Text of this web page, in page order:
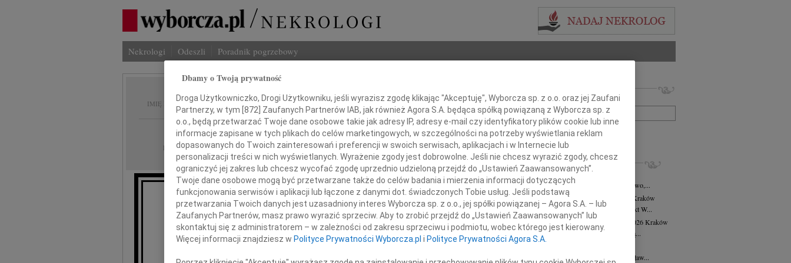
Nekrologi Odeszli Poradnik pogrzebowy
IMIĘ I NAZWISKO: Jerzy Zaremba
REGION: Kraków
DATA EMISJI: 05.09.2012
2 września 2012 roku zmarł
Imię i nazwisko lub numer ogłoszenia:
+ szukanie zaawansowane
INNE NEKROLOGI
03.08.2026Kraków
Dla Basi Domek, Dora i Klaudiusz, Eliza, Gwo,...
Magdalena Płonka-Kalkowska
Kraków
Magdalena Płonka-Kalkowska Kuka architekt W...
Barbara Tworzewska-Mikołajewicz
02.07.2026 Kraków
Z głębokim żalem żegnamy naszą wieloletnią...
Stanisław Król
23 czerwca 2026 roku odszedł Mistrz Stanisław...
Dbamy o Twoją prywatność
Droga Użytkowniczko, Drogi Użytkowniku, jeśli wyrazisz zgodę klikając "Akceptuję", Wyborcza sp. z o.o. oraz jej Zaufani
Partnerzy, w tym [872] Zaufanych Partnerów IAB, jak również Agora S.A. będąca spółką powiązaną z Wyborcza sp. z
o.o., będą przetwarzać Twoje dane osobowe takie jak adresy IP, adresy e-mail czy identyfikatory plików cookie lub inne
informacje zapisane w tych plikach do celów marketingowych, w szczególności na potrzeby wyświetlania reklam
dopasowanych do Twoich zainteresowań i preferencji w swoich serwisach, aplikacjach i w Internecie lub
personalizacji treści w nich wyświetlanych. Wyrażenie zgody jest dobrowolne. Jeśli nie chcesz wyrazić zgody, chcesz
ograniczyć jej zakres lub chcesz wycofać zgodę uprzednio udzieloną przejdź do „Ustawień Zaawansowanych”.
Twoje dane osobowe mogą być przetwarzane także do celów badania i mierzenia informacji dotyczących
funkcjonowania serwisów i aplikacji lub łączone z danymi dot. świadczonych Tobie usług. Jeśli podstawą
przetwarzania Twoich danych jest uzasadniony interes Wyborcza sp. z o.o., jej spółki powiązanej – Agora S.A. – lub
Zaufanych Partnerów, masz prawo wyrazić sprzeciw. Aby to zrobić przejdź do „Ustawień Zaawansowanych” lub
skontaktuj się z administratorem – w zależności od zakresu sprzeciwu i podmiotu, wobec którego jest kierowany.
Więcej informacji znajdziesz w Polityce Prywatności Wyborcza.pl i Polityce Prywatności Agora S.A.